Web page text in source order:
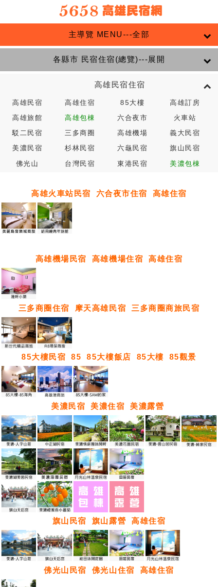
主導覽 MENU---全部
各縣市 民宿住宿(總覽)---展開
高雄民宿住宿
高雄民宿 高雄住宿 85大樓 高雄訂房
高雄旅館 高雄包棟 六合夜市 火車站
駁二民宿 三多商圈 高雄機場 義大民宿
美濃民宿 杉林民宿 六龜民宿 旗山民宿
佛光山 台灣民宿 東港民宿 美濃包棟
高雄火車站民宿 六合夜市住宿 高雄住宿
高雄機場民宿 高雄機場住宿 高雄住宿
三多商圈住宿 摩天高雄民宿 三多商圈商旅民宿
85大樓民宿 85 85大樓飯店 85大樓 85觀景
美濃民宿 美濃住宿 美濃露營
旗山民宿 旗山露營 高雄住宿
佛光山民宿 佛光山住宿 高雄住宿